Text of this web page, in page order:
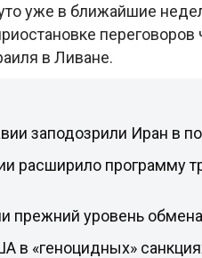
уже в ближайшие
в Ливане.
заподозрили Иран в
расширило программу
прежний уровень
в «геноцидных»